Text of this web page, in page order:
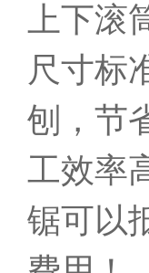
上下
尺寸标
刨，节
工效率
锯可以